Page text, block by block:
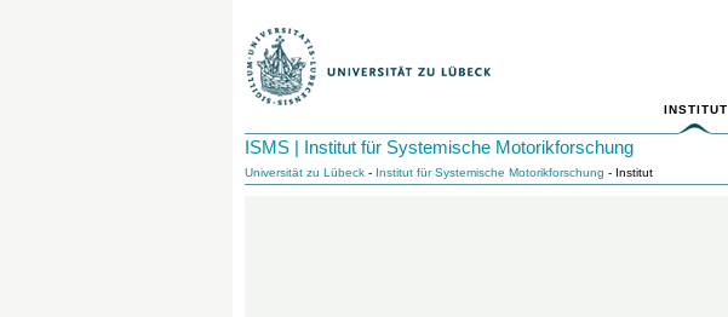
INSTITUT
ISMS | Institut für Systemische Motorikforschung
Universität zu Lübeck - Institut für Systemische Motorikforschung - Institut